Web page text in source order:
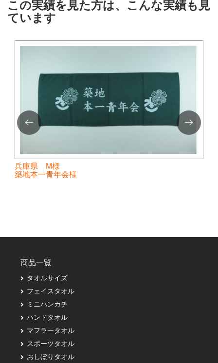
この実績を見た方は、こんな実績も見
ています
兵庫県 M様
築地本一青年会様
商品一覧
タオルサイズ
フェイスタオル
ミニハンカチ
ハンドタオル
マフラータオル
スポーツタオル
おしぼりタオル